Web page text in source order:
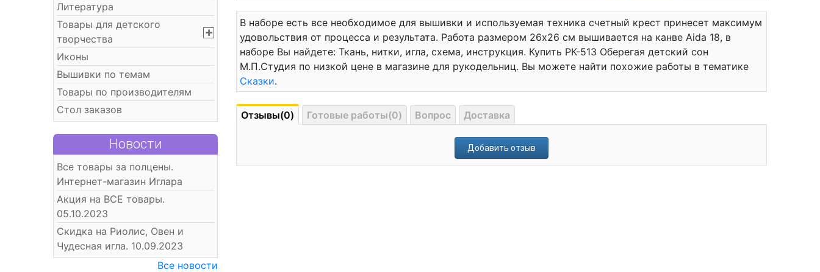
Литература
Товары для детского
творчества
Иконы
Вышивки по темам
Товары по производителям
Стол заказов
Новости
Все товары за полцены.
Интернет-магазин Иглара
Акция на ВСЕ товары.
05.10.2023
Скидка на Риолис, Овен и
Чудесная игла. 10.09.2023
Все новости
В наборе есть все необходимое для вышивки и используемая техника счетный крест принесет максимум
удовольствия от процесса и результата. Работа размером 26x26 см вышивается на канве Aida 18, в
наборе Вы найдете: Ткань, нитки, игла, схема, инструкция. Купить РК-513 Оберегая детский сон
М.П.Студия по низкой цене в магазине для рукодельниц. Вы можете найти похожие работы в тематике
Сказки.
Отзывы(0) Готовые работы(0) Вопрос Доставка
Добавить отзыв